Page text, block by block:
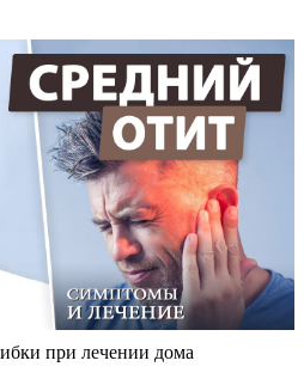
при лечении дома